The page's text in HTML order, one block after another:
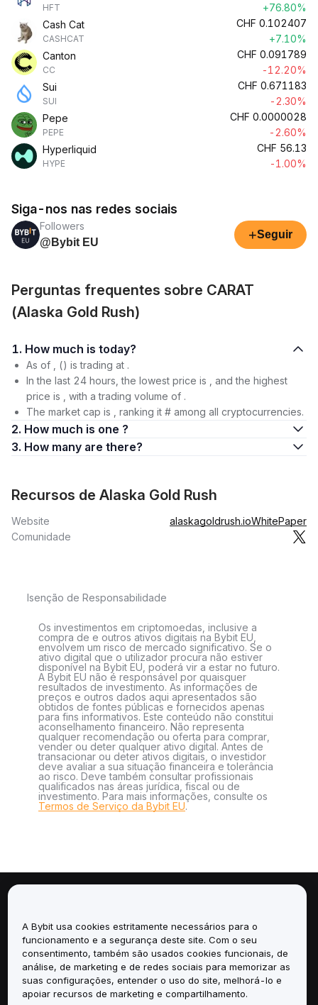
HFT
+76.80%
Cash Cat
CASHCAT
CHF 0.102407
+7.10%
Canton
CC
CHF 0.091789
-12.20%
Sui
SUI
CHF 0.671183
-2.30%
Pepe
PEPE
CHF 0.0000028
-2.60%
Hyperliquid
HYPE
CHF 56.13
-1.00%
Siga-nos nas redes sociais
Followers
@Bybit EU
+Seguir
Perguntas frequentes sobre CARAT
(Alaska Gold Rush)
1. How much is today?
As of , () is trading at .
In the last 24 hours, the lowest price is , and the highest
price is , with a trading volume of .
The market cap is , ranking it # among all cryptocurrencies.
2. How much is one ?
3. How many are there?
Recursos de Alaska Gold Rush
Website alaskagoldrush.ioWhitePaper
Comunidade
Isenção de Responsabilidade
Os investimentos em criptomoedas, inclusive a
compra de e outros ativos digitais na Bybit EU,
envolvem um risco de mercado significativo. Se o
ativo digital que o utilizador procura não estiver
disponível na Bybit EU, poderá vir a estar no futuro.
A Bybit EU não é responsável por quaisquer
resultados de investimento. As informações de
preços e outros dados aqui apresentados são
obtidos de fontes públicas e fornecidos apenas
para fins informativos. Este conteúdo não constitui
aconselhamento financeiro. Não representa
qualquer recomendação ou oferta para comprar,
vender ou deter qualquer ativo digital. Antes de
transacionar ou deter ativos digitais, o investidor
deve avaliar a sua situação financeira e tolerância
ao risco. Deve também consultar profissionais
qualificados nas áreas jurídica, fiscal ou de
investimento. Para mais informações, consulte os
Termos de Serviço da Bybit EU.
Serviços
Suporte
A Bybit usa cookies estritamente necessários para o
funcionamento e a segurança deste site. Com o seu
consentimento, também são usados cookies funcionais, de
análise, de marketing e de redes sociais para memorizar as
suas configurações, entender o uso do site, melhorá-lo e
apoiar recursos de marketing e compartilhamento.